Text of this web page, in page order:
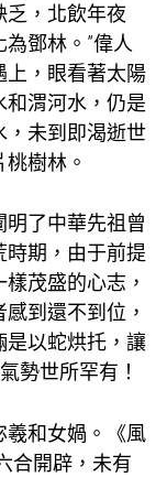
乏，北飲年夜
鄧林。”偉人
上，眼看著太陽
和渭河水，仍是
，未到即渴逝世
樹林。
了中華先祖曾
時期，由于前提
茂盛的心志，
到還不到位，
是以蛇烘托，讓
勢世所罕有！
羲和女媧。《風
合開辟，未有